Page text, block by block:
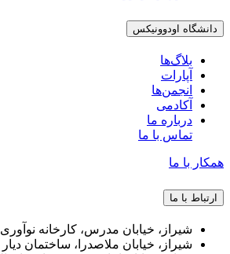
دانشگاه اودوونیکس
بلاگ‌ها
آپارات
انجمن‌ها
آکادمی
درباره ما
تماس با ما
همکار با ما
ارتباط با ما
شیراز، خیابان مدرس، کارخانه نوآوری
شیراز، خیابان ملاصدرا، ساختمان دیار